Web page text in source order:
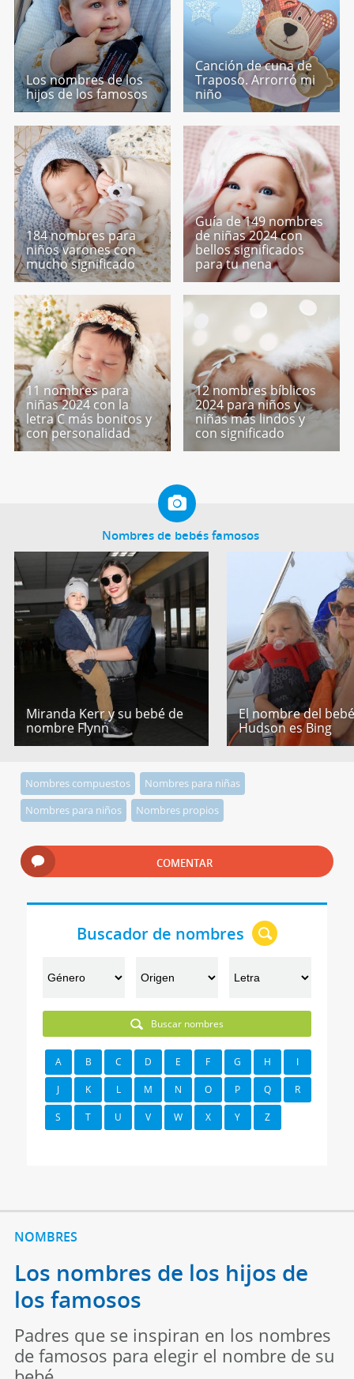
Los nombres de los
hijos de los famosos
Canción de cuna de
Traposo. Arrorró mi
niño
184 nombres para
niños varones con
mucho significado
Guía de 149 nombres
de niñas 2024 con
bellos significados
para tu nena
11 nombres para
niñas 2024 con la
letra C más bonitos y
con personalidad
12 nombres bíblicos
2024 para niños y
niñas más lindos y
con significado
Nombres de bebés famosos
Miranda Kerr y su bebé de
nombre Flynn
El nombre del
Hudson es Bing
Nombres compuestos
Nombres para niñas
Nombres para niños
Nombres propios
COMENTAR
Buscador de nombres
Buscar nombres
A B C D E F G H I
J K L M N O P Q R
S T U V W X Y Z
NOMBRES
Los nombres de los hijos de
los famosos
Padres que se inspiran en los nombres
de famosos para elegir el nombre de su